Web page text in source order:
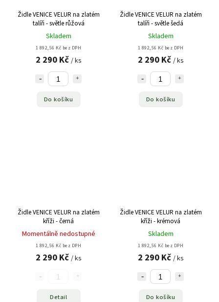
Židle VENICE VELUR na zlatém
talíři - světle růžová
Skladem
1 892,56 Kč bez DPH
2 290 Kč / ks
Do košíku
Židle VENICE VELUR na zlatém
talíři - světle šedá
Skladem
1 892,56 Kč bez DPH
2 290 Kč / ks
Do košíku
Židle VENICE VELUR na zlatém
kříži - černá
Momentálně nedostupné
1 892,56 Kč bez DPH
2 290 Kč / ks
Detail
Židle VENICE VELUR na zlatém
kříži - krémová
Skladem
1 892,56 Kč bez DPH
2 290 Kč / ks
Do košíku